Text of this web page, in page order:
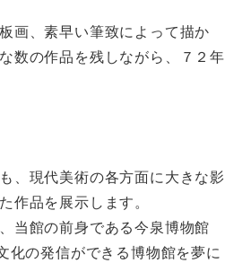
画、素早い筆致によって描か
数の作品を残しながら、７２年
、現代美術の各方面に大きな影
作品を展示します。
当館の前身である今泉博物館
化の発信ができる博物館を夢に